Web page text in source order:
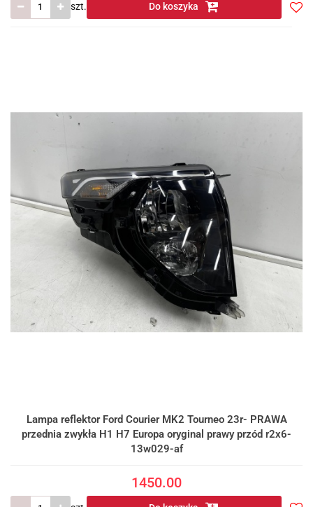
szt. Do koszyka
Lampa reflektor Ford Courier MK2 Tourneo 23r- PRAWA
przednia zwykła H1 H7 Europa oryginal prawy przód r2x6-
13w029-af
1450.00